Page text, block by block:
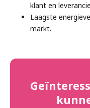
klant en
Laagste
markt.